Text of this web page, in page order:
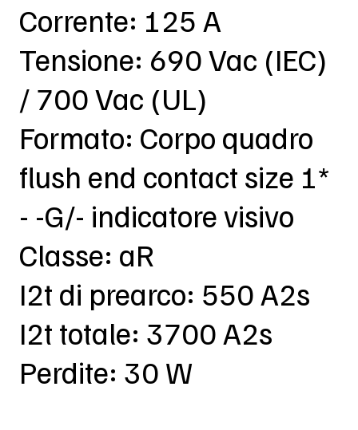
Corrente: 125 A
Tensione: 690 Vac (IEC)
/ 700 Vac (UL)
Formato: Corpo quadro
flush end contact size 1*
- -G/- indicatore visivo
Classe: aR
I2t di prearco: 550 A2s
I2t totale: 3700 A2s
Perdite: 30 W